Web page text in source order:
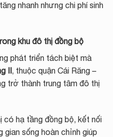
nhanh nhưng chi phí sinh
khu đô thị đồng bộ
phát triển tách biệt mà
II, thuộc quận Cái Răng –
trở thành trung tâm đô thị
có hạ tầng đồng bộ, kết nối
gian sống hoàn chỉnh giúp